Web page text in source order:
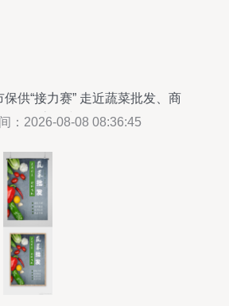
保供“接力赛” 走近蔬菜批发、商
超、物流一线职工
：2026-08-08 08:36:45